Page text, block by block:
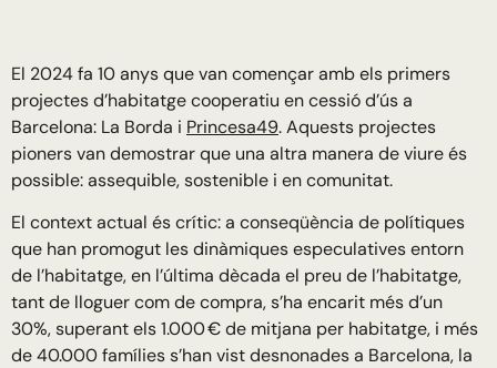
El 2024 fa 10 anys que van començar amb els primers
projectes d’habitatge cooperatiu en cessió d’ús a
Barcelona: La Borda i Princesa49. Aquests projectes
pioners van demostrar que una altra manera de viure és
possible: assequible, sostenible i en comunitat.
El context actual és crític: a conseqüència de polítiques
que han promogut les dinàmiques especulatives entorn
de l’habitatge, en l’última dècada el preu de l’habitatge,
tant de lloguer com de compra, s’ha encarit més d’un
30%, superant els 1.000 € de mitjana per habitatge, i més
de 40.000 famílies s’han vist desnonades a Barcelona, la